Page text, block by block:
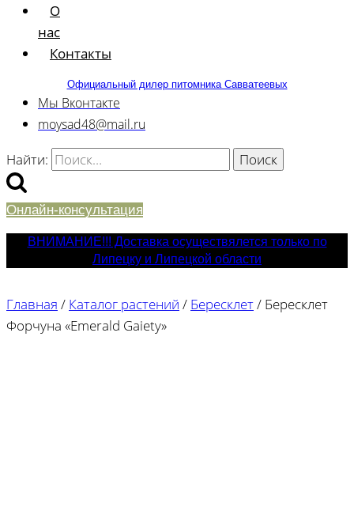
О
нас
Контакты
Официальный дилер питомника Савватеевых
Мы Вконтакте
moysad48@mail.ru
Найти:
Онлайн-консультация
ВНИМАНИЕ!!! Доставка осуществялется только по
Липецку и Липецкой области
Главная / Каталог растений / Бересклет/ Бересклет
Форчуна «Emerald Gaiety»